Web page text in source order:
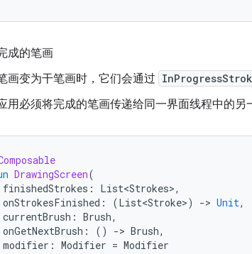
成的笔画
画变为干笔画时，它们会通过
用必须将完成的笔画传递给同一界面线程中的另
DrawingScreen(
finishedStrokes : List<Strokes>,
onStrokesFinished : (List<Stroke>) -> Unit,
currentBrush : Brush,
onGetNextBrush : () -> Brush,
modifier : Modifier = Modifier